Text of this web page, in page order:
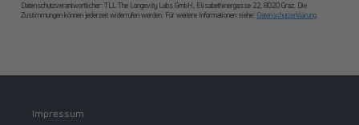
Datenschutzverantwortlicher: TLL The Longevity Labs GmbH, Elisabethinergasse 22, 8020 Graz. Die
Zustimmungen können jederzeit widerrufen werden. Für weitere Informationen siehe: Datenschutzerklärung
Impressum